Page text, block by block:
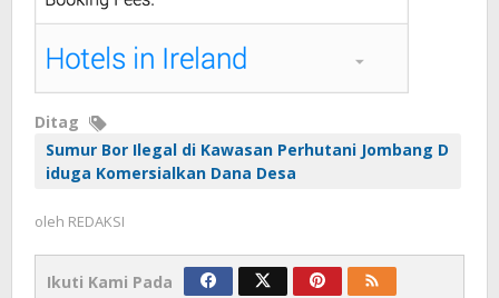
Ditag
Sumur Bor Ilegal di Kawasan Perhutani Jombang D
iduga Komersialkan Dana Desa
oleh REDAKSI
Ikuti Kami Pada